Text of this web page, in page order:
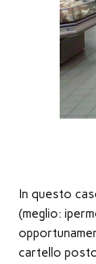
In questo
(meglio:
cartello